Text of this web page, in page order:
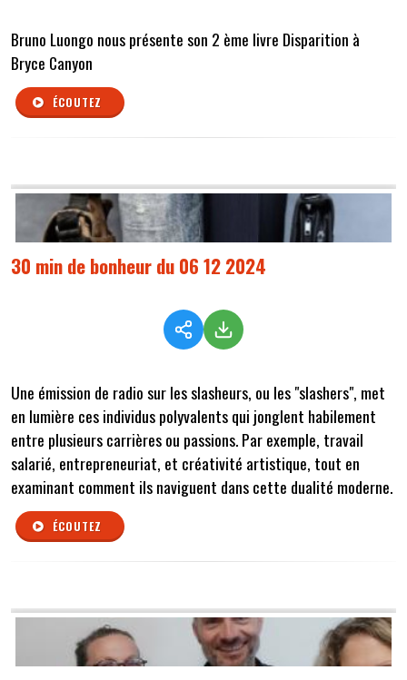
Bruno Luongo nous présente son 2 ème livre Disparition à
Bryce Canyon
ÉCOUTEZ
30 min de bonheur du 06 12 2024
Une émission de radio sur les slasheurs, ou les "slashers", met
en lumière ces individus polyvalents qui jonglent habilement
entre plusieurs carrières ou passions. Par exemple, travail
salarié, entrepreneuriat, et créativité artistique, tout en
examinant comment ils naviguent dans cette dualité moderne.
ÉCOUTEZ